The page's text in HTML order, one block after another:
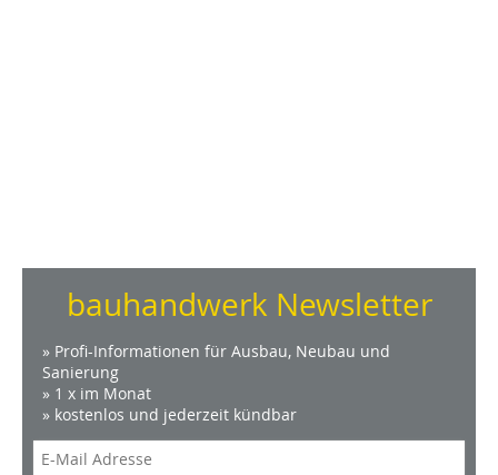
bauhandwerk Newsletter
» Profi-Informationen für Ausbau, Neubau und
Sanierung
» 1 x im Monat
» kostenlos und jederzeit kündbar